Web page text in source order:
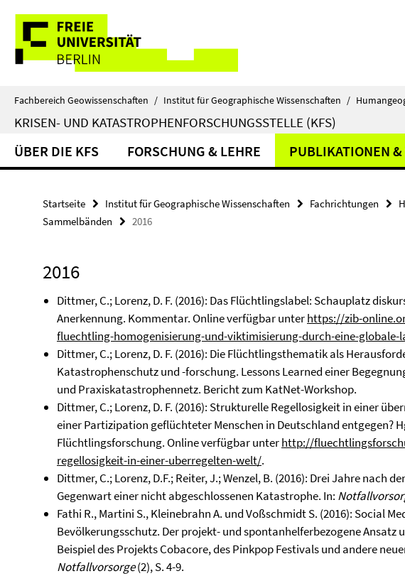
direkt
Inhalt
Service-
Navigation
Fachbereich Geowissenschaften / Institut für Geographische Wissenschaften /
KRISEN- UND KATASTROPHENFORSCHUNGSSTELLE (KFS)
ÜBER DIE KFS FORSCHUNG & LEHRE PUBLIKATIONEN &
Startseite Institut für Geographische Wissenschaften Fachrichtungen
Sammelbänden
2016
2016
Dittmer, C.; Lorenz, D. F. (2016): Das Flüchtlingslabel: Schauplatz
Anerkennung. Kommentar. Online verfügbar unterhttps://zib-
fluechtling-homogenisierung-und-viktimisierung-durch-eine-globale-
Dittmer, C.; Lorenz, D. F. (2016): Die Flüchtlingsthematik als
Katastrophenschutz und -forschung. Lessons Learned einer
und Praxiskatastrophennetz. Bericht zum KatNet-Workshop.
Dittmer, C.; Lorenz, D. F. (2016): Strukturelle Regellosigkeit in einer
einer Partizipation geflüchteter Menschen in Deutschland entgegen?
Flüchtlingsforschung. Online verfügbar unterhttp://
regellosigkeit-in-einer-uberregelten-welt/.
Dittmer, C.; Lorenz, D.F.; Reiter, J.; Wenzel, B. (2016): Drei Jahre nach
Gegenwart einer nicht abgeschlossenen Katastrophe. In:
Fathi R., Martini S., Kleinebrahn A. und Voßschmidt S. (2016): Social
Bevölkerungsschutz. Der projekt- und spontanhelferbezogene Ansatz
Beispiel des Projekts Cobacore, des Pinkpop Festivals und andere
Notfallvorsorge(2), S. 4-9.